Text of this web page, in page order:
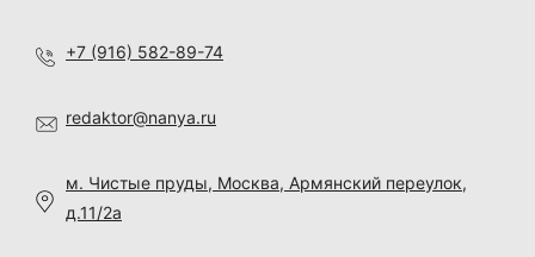
+7 (916) 582-89-74
redaktor@nanya.ru
м. Чистые пруды, Москва, Армянский переулок,
д.11/2а